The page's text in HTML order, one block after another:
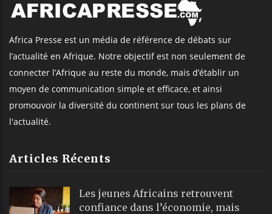
Africa Presse est un média de référence de débats sur
l’actualité en Afrique. Notre objectif est non seulement de
connecter l’Afrique au reste du monde, mais d’établir un
moyen de communication simple et efficace, et ainsi
promouvoir la diversité du continent sur tous les plans de
l'actualité.
Articles Récents
Les jeunes Africains retrouvent
confiance dans l’économie, mais